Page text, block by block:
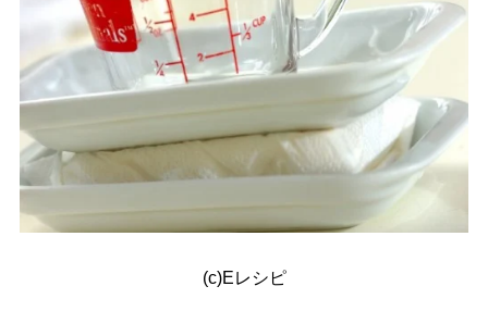
(c)Eレシピ